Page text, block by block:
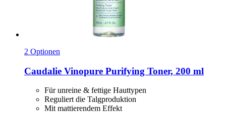
2 Optionen
Caudalie Vinopure Purifying Toner, 200 ml
Für unreine & fettige Hauttypen
Reguliert die Talgproduktion
Mit mattierendem Effekt